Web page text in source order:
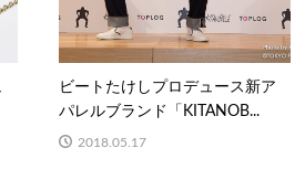
ビートたけしプロデュース新ア
パレルブランド「KITANOB...
2018.05.17